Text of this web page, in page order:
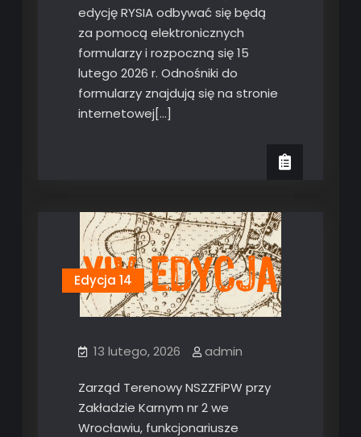
edycję RYSIA odbywać się będą
za pomocą elektronicznych
formularzy i rozpoczną się 15
lutego 2026 r. Odnośniki do
formularzy znajdują się na stronie
internetowej[…]
Edycja 14
13 lutego, 2026 admin
Zarząd Terenowy NSZZFiPW przy
Zakładzie Karnym nr 2 we
Wrocławiu, funkcjonariusze